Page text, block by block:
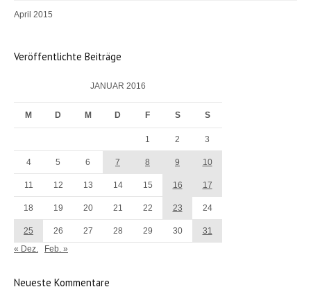
April 2015
Veröffentlichte Beiträge
JANUAR 2016
M D M D F S S
1 2 3
4 5 6 7 8 9 10
11 12 13 14 15 16 17
18 19 20 21 22 23 24
25 26 27 28 29 30 31
« Dez. Feb. »
Neueste Kommentare